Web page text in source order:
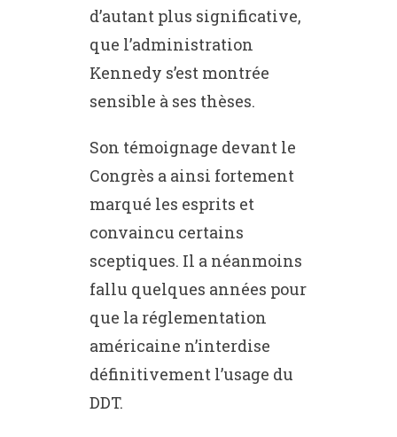
d’autant plus significative,
que l’administration
Kennedy s’est montrée
sensible à ses thèses.
Son témoignage devant le
Congrès a ainsi fortement
marqué les esprits et
convaincu certains
sceptiques. Il a néanmoins
fallu quelques années pour
que la réglementation
américaine n’interdise
définitivement l’usage du
DDT.